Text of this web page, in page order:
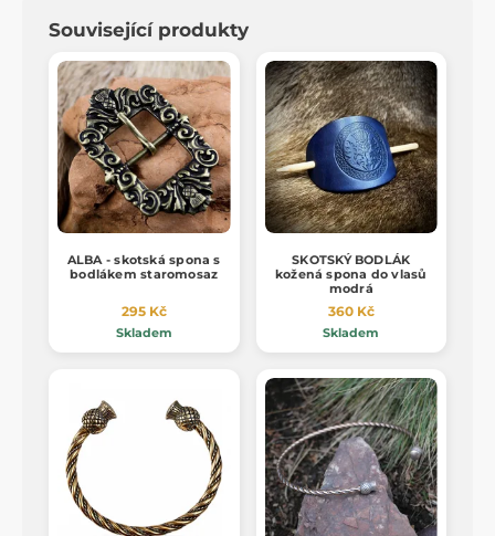
Související produkty
ALBA - skotská spona s
bodlákem staromosaz
295 Kč
Skladem
SKOTSKÝ BODLÁK
kožená spona do vlasů
modrá
360 Kč
Skladem